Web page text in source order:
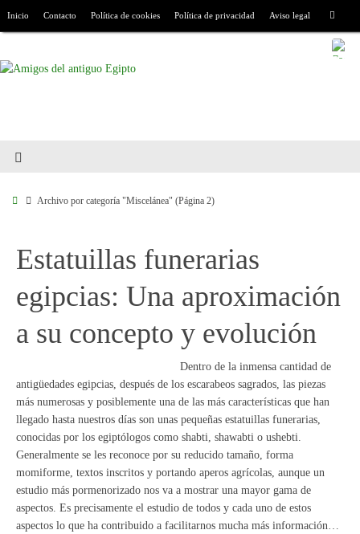
Inicio Contacto Política de cookies Política de privacidad Aviso legal
Archivo por categoría "Miscelánea" (Página 2)
Estatuillas funerarias
egipcias: Una aproximación
a su concepto y evolución
Dentro de la inmensa cantidad de
antigüedades egipcias, después de los escarabeos sagrados, las piezas
más numerosas y posiblemente una de las más características que han
llegado hasta nuestros días son unas pequeñas estatuillas funerarias,
conocidas por los egiptólogos como shabti, shawabti o ushebti.
Generalmente se les reconoce por su reducido tamaño, forma
momiforme, textos inscritos y portando aperos agrícolas, aunque un
estudio más pormenorizado nos va a mostrar una mayor gama de
aspectos. Es precisamente el estudio de todos y cada uno de estos
aspectos lo que ha contribuido a facilitarnos mucha más información…